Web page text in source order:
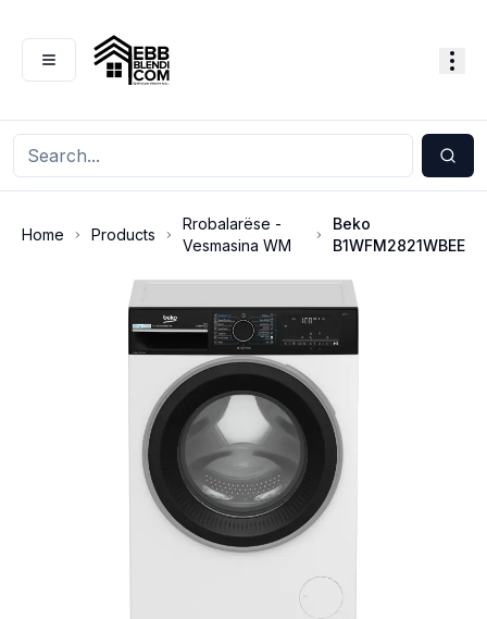
Home Products
Rrobalarëse -
Vesmasina WM
Beko
B1WFM2821WBEE